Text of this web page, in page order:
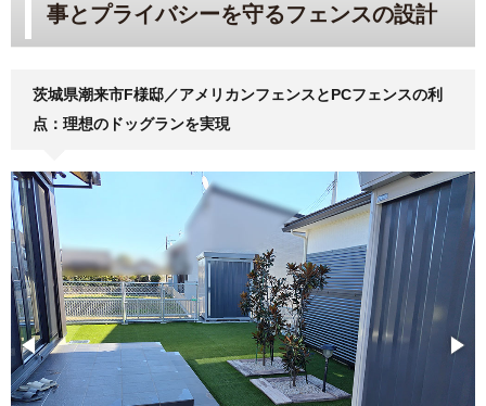
事とプライバシーを守るフェンスの設計
茨城県潮来市F様邸／アメリカンフェンスとPCフェンスの利
点：理想のドッグランを実現